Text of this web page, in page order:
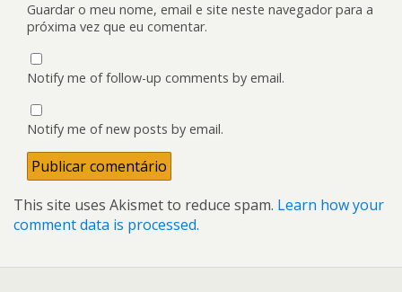
Guardar o meu nome, email e site neste navegador para a
próxima vez que eu comentar.
Notify me of follow-up comments by email.
Notify me of new posts by email.
This site uses Akismet to reduce spam. Learn how your
comment data is processed.